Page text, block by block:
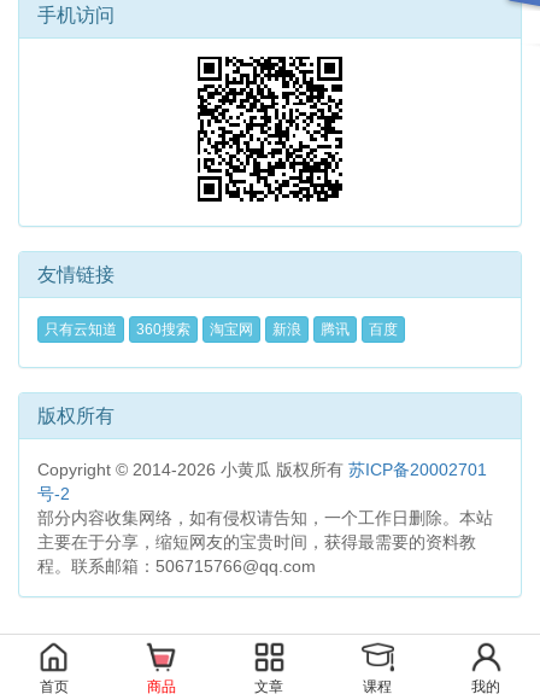
手机访问
友情链接
只有云知道 360搜索 淘宝网 新浪 腾讯 百度
版权所有
Copyright © 2014-2026 小黄瓜 版权所有 苏ICP备20002701
号-2
部分内容收集网络，如有侵权请告知，一个工作日删除。本站
主要在于分享，缩短网友的宝贵时间，获得最需要的资料教
程。联系邮箱：506715766@qq.com
首页 商品 文章 课程 我的